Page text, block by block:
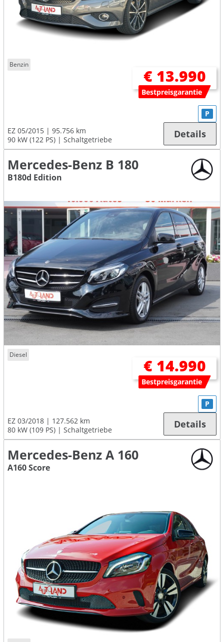
Benzin
€ 13.990
Bestpreisgarantie
EZ 05/2015
95.756 km
90 kW (122 PS)
Schaltgetriebe
P
Details
Mercedes-Benz B 180
B180d Edition
Diesel
€ 14.990
Bestpreisgarantie
EZ 03/2018
127.562 km
80 kW (109 PS)
Schaltgetriebe
P
Details
Mercedes-Benz A 160
A160 Score